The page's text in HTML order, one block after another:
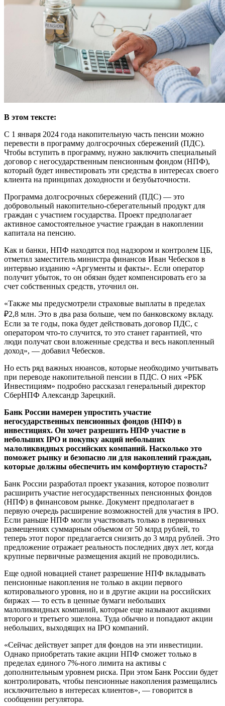
В этом тексте:
С 1 января 2024 года накопительную часть пенсии можно
перевести в программу долгосрочных сбережений (ПДС).
Чтобы вступить в программу, нужно заключить специальный
договор с негосударственным пенсионным фондом (НПФ),
который будет инвестировать эти средства в интересах своего
клиента на принципах доходности и безубыточности.
Программа долгосрочных сбережений (ПДС) — это
добровольный накопительно-сберегательный продукт для
граждан с участием государства. Проект предполагает
активное самостоятельное участие граждан в накоплении
капитала на пенсию.
Как и банки, НПФ находятся под надзором и контролем ЦБ,
отметил заместитель министра финансов Иван Чебесков в
интервью изданию «Аргументы и факты». Если оператор
получит убыток, то он обязан будет компенсировать его за
счет собственных средств, уточнил он.
«Также мы предусмотрели страховые выплаты в пределах
₽2,8 млн. Это в два раза больше, чем по банковскому вкладу.
Если за те годы, пока будет действовать договор ПДС, с
оператором что-то случится, то это станет гарантией, что
люди получат свои вложенные средства и весь накопленный
доход», — добавил Чебесков.
Но есть ряд важных нюансов, которые необходимо учитывать
при переводе накопительной пенсии в ПДС. О них «РБК
Инвестициям» подробно рассказал генеральный директор
СберНПФ Александр Зарецкий.
Банк России намерен упростить участие
негосударственных пенсионных фондов (НПФ) в
инвестициях. Он хочет разрешить НПФ участие в
небольших IPO и покупку акций небольших
малоликвидных российских компаний. Насколько это
поможет рынку и безопасно ли для накоплений граждан,
которые должны обеспечить им комфортную старость?
Банк России разработал проект указания, которое позволит
расширить участие негосударственных пенсионных фондов
(НПФ) в финансовом рынке. Документ предполагает в
первую очередь расширение возможностей для участия в IPO.
Если раньше НПФ могли участвовать только в первичных
размещениях суммарным объемом от 50 млрд рублей, то
теперь этот порог предлагается снизить до 3 млрд рублей. Это
предложение отражает реальность последних двух лет, когда
крупные первичные размещения акций не проводились.
Еще одной новацией станет разрешение НПФ вкладывать
пенсионные накопления не только в акции первого
котировального уровня, но и в другие акции на российских
биржах — то есть в ценные бумаги небольших
малоликвидных компаний, которые еще называют акциями
второго и третьего эшелона. Туда обычно и попадают акции
небольших, выходящих на IPO компаний.
«Сейчас действует запрет для фондов на эти инвестиции.
Однако приобретать такие акции НПФ сможет только в
пределах единого 7%-ного лимита на активы с
дополнительным уровнем риска. При этом Банк России будет
контролировать, чтобы пенсионные накопления размещались
исключительно в интересах клиентов», — говорится в
сообщении регулятора.